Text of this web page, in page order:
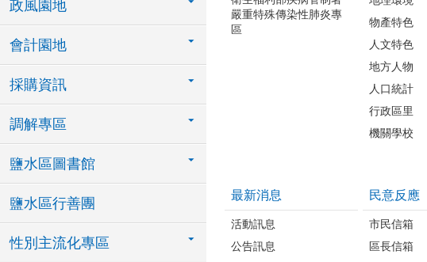
政風園地
會計園地
採購資訊
調解專區
鹽水區圖書館
鹽水區行善團
性別主流化專區
嚴重特殊傳染性肺炎專
區
物產特色
人文特色
地方人物
人口統計
行政區里
機關學校
最新消息
活動訊息
公告訊息
民意反應
市民信箱
區長信箱